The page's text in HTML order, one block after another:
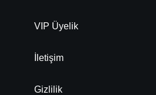
VIP Üyelik
İletişim
Gizlilik